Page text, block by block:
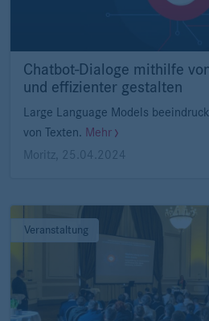
Chatbot-Dialoge mithilfe
und effizienter gestalten
Large Language Models
von Texten. Mehr
Moritz
25.04.2024
Veranstaltung